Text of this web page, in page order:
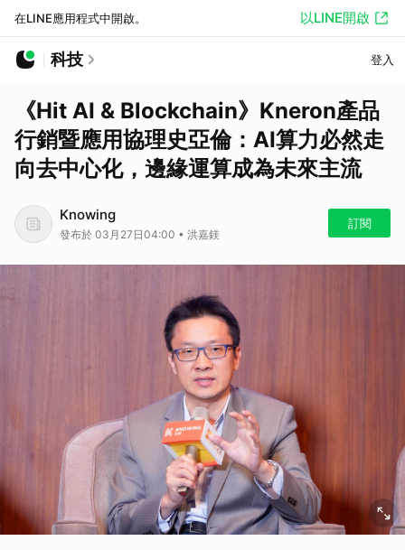
在LINE應用程式中開啟。 以LINE開啟
科技 登入
《Hit AI & Blockchain》Kneron產品
行銷暨應用協理史亞倫：AI算力必然走
向去中心化，邊緣運算成為未來主流
Knowing
發布於 03月27日04:00 • 洪嘉鎂
訂閱